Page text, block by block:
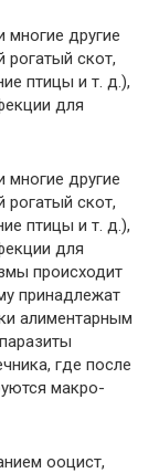
многие другие
рогатый скот,
птицы и т. д.),
для
многие другие
рогатый скот,
птицы и т. д.),
для
происходит
принадлежат
алиментарным
где после
макро-
ооцист,